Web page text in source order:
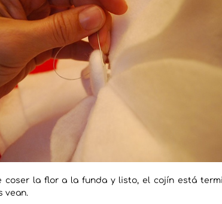
coser la flor a la funda y listo, el cojín está
vean.